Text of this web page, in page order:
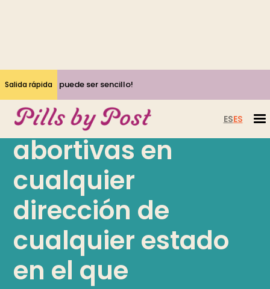
¡Sí, abortar puede ser sencillo!
Salida rápida
ESES
Reciba las píldoras
abortivas en
cualquier
dirección de
cualquier estado
en el que